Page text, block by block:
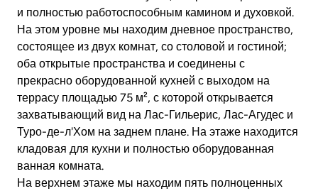
и полностью работоспособным камином и духовкой.
На этом уровне мы находим дневное пространство,
состоящее из двух комнат, со столовой и гостиной;
оба открытые пространства и соединены с
прекрасно оборудованной кухней с выходом на
террасу площадью 75 м², с которой открывается
захватывающий вид на Лас-Гильерис, Лас-Агудес и
Туро-де-л'Хом на заднем плане. На этаже находится
кладовая для кухни и полностью оборудованная
ванная комната.
На верхнем этаже мы находим пять полноценных